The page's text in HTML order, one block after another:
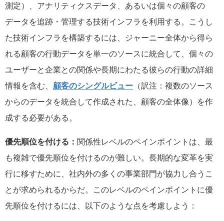
測定）、アナリティクスデータ、あるいは個々の顧客の
データを追跡・管理する技術インフラを利用する。こうし
た技術インフラを構築するには、ジャーニー全体から得ら
れる顧客の行動データを単一のソースに統合して、個々の
ユーザーと企業との関係や長期にわたる彼らの行動の詳細
情報を含む、 顧客のシングルビュー （訳注：複数のソース
からのデータを統合して作成された、顧客の全体像）を作
成する必要がある。
優先順位を付ける： 関係性レベルのペインポイントは、最
も複雑で優先順位を付けるのが難しい。長期的な変革を実
行に移すために、社内外の多くの事業部門が協力し合うこ
とが求められるからだ。このレベルのペインポイントに優
先順位を付けるには、以下のような点を考慮しよう：